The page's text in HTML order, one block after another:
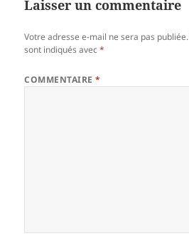
Laisser un commentaire
Votre adresse e-mail ne sera pas publiée.
sont indiqués avec*
COMMENTAIRE*